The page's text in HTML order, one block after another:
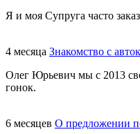
Я и моя Супруга часто
4 месяца Знакомство с
Олег Юрьевич мы с 2013
гонок.
6 месяцев О предложении